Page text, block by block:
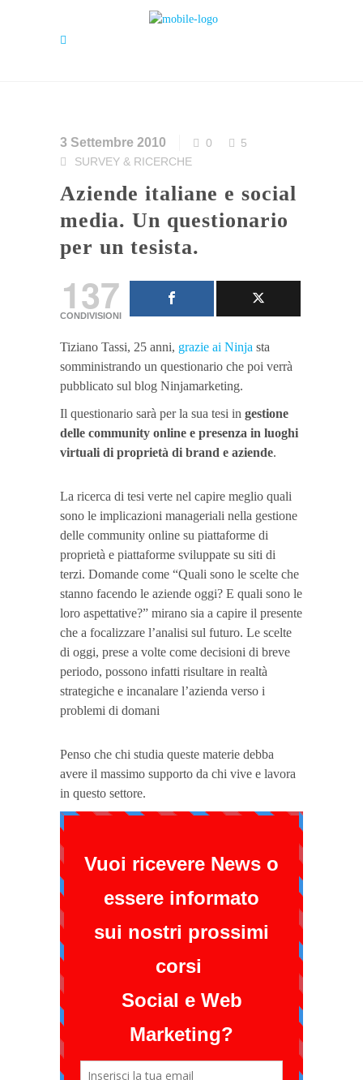
3 Settembre 2010 0
5
SURVEY & RICERCHE
Aziende italiane e social
media. Un questionario
per un tesista.
137
CONDIVISIONI
Tiziano Tassi, 25 anni, grazie ai Ninja sta
somministrando un questionario che poi verrà
pubblicato sul blog Ninjamarketing.
Il questionario sarà per la sua tesi in gestione
delle community online e presenza in luoghi
virtuali di proprietà di brand e aziende.
La ricerca di tesi verte nel capire meglio quali
sono le implicazioni manageriali nella gestione
delle community online su piattaforme di
proprietà e piattaforme sviluppate su siti di
terzi. Domande come “Quali sono le scelte che
stanno facendo le aziende oggi? E quali sono le
loro aspettative?” mirano sia a capire il presente
che a focalizzare l’analisi sul futuro. Le scelte
di oggi, prese a volte come decisioni di breve
periodo, possono infatti risultare in realtà
strategiche e incanalare l’azienda verso i
problemi di domani
Penso che chi studia queste materie debba
avere il massimo supporto da chi vive e lavora
in questo settore.